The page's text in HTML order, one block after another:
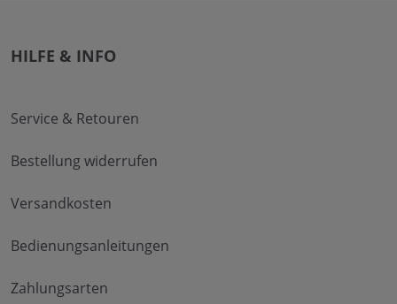
HILFE & INFO
Service & Retouren
Bestellung widerrufen
Versandkosten
Bedienungsanleitungen
Zahlungsarten